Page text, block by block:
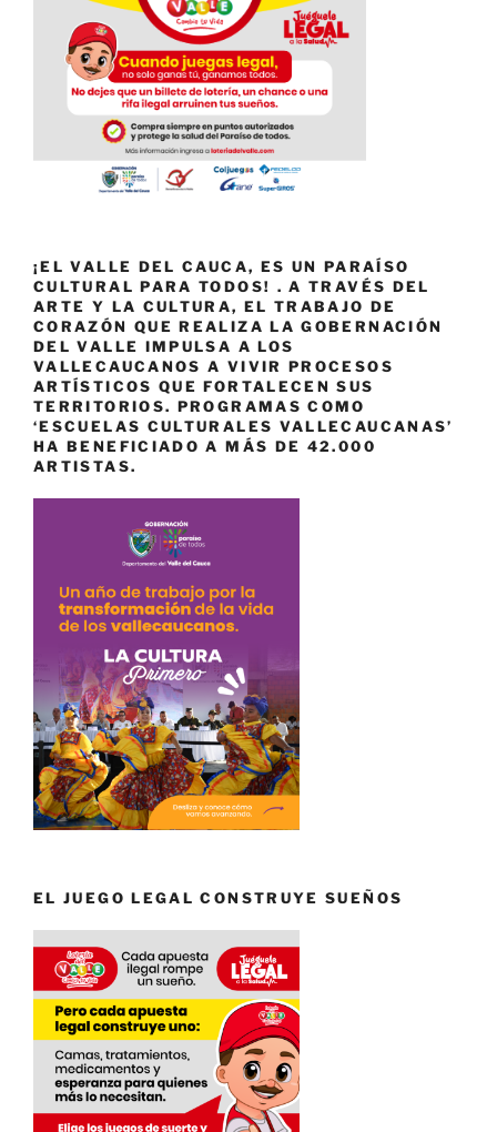
¡EL VALLE DEL CAUCA, ES UN PARAÍSO
CULTURAL PARA TODOS! . A TRAVÉS DEL
ARTE Y LA CULTURA, EL TRABAJO DE
CORAZÓN QUE REALIZA LA GOBERNACIÓN
DEL VALLE IMPULSA A LOS
VALLECAUCANOS A VIVIR PROCESOS
ARTÍSTICOS QUE FORTALECEN SUS
TERRITORIOS. PROGRAMAS COMO
‘ESCUELAS CULTURALES VALLECAUCANAS’
HA BENEFICIADO A MÁS DE 42.000
ARTISTAS.
EL JUEGO LEGAL CONSTRUYE SUEÑOS